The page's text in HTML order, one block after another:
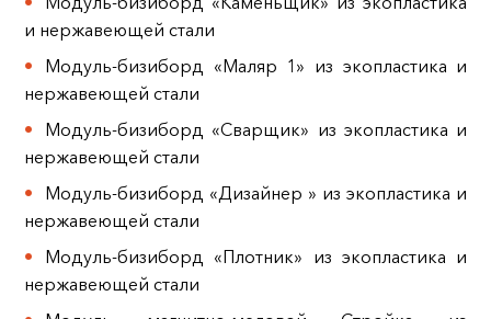
и нержавеющей стали
Модуль-бизиборд «Маляр 1» из экопластика и
нержавеющей стали
Модуль-бизиборд «Сварщик» из экопластика и
нержавеющей стали
Модуль-бизиборд «Дизайнер » из экопластика и
нержавеющей стали
Модуль-бизиборд «Плотник» из экопластика и
нержавеющей стали